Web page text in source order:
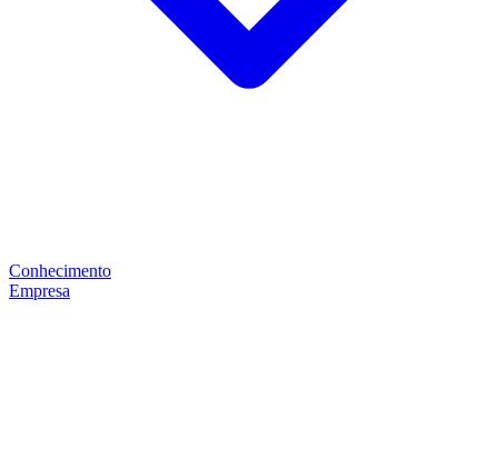
Conhecimento
Empresa